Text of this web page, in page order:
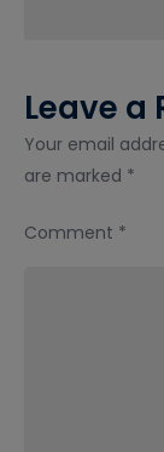
Leave a
Your email
are marked *
Comment *